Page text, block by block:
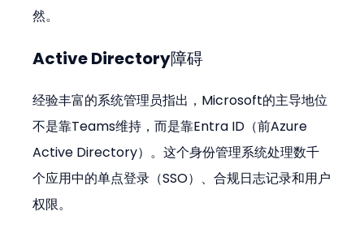
然。
Active Directory障碍
经验丰富的系统管理员指出，Microsoft的主导地位
不是靠Teams维持，而是靠Entra ID（前Azure
Active Directory）。这个身份管理系统处理数千
个应用中的单点登录（SSO）、合规日志记录和用户
权限。